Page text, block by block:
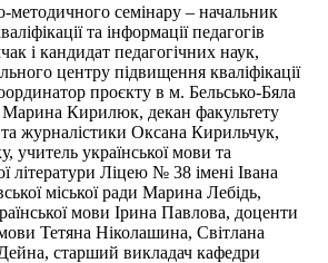
методичного семінару – начальник
та інформації педагогів
і кандидат педагогічних наук,
центру підвищення кваліфікації
проєкту в м. Бельсько-Бяла
Кирилюк, декан факультету
та журналістики Оксана Кирильчук,
учитель української мови та
літератури Ліцею № 38 імені Івана
міської ради Марина Лебідь,
мови Ірина Павлова, доценти
Тетяна Ніколашина, Світлана
старший викладач кафедри